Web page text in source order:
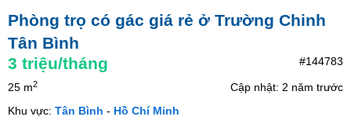
Phòng trọ có gác giá rẻ ở Trường Chinh
Tân Bình
3 triệu/tháng #144783
25 m2
Cập nhật: 2 năm trước
Khu vực: Tân Bình - Hồ Chí Minh